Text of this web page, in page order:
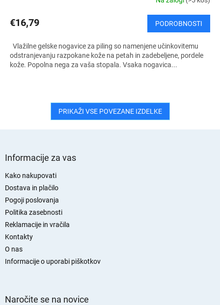
€16,79 PODROBNOSTI
Vlažilne gelske nogavice za piling so namenjene učinkovitemu
odstranjevanju razpokane kože na petah in zadebeljene, pordele
kože. Popolna nega za vaša stopala. Vsaka nogavica...
PRIKAŽI VSE POVEZANE IZDELKE
Informacije za vas
Kako nakupovati
Dostava in plačilo
Pogoji poslovanja
Politika zasebnosti
Reklamacije in vračila
Kontakty
O nas
Informacije o uporabi piškotkov
Naročite se na novice